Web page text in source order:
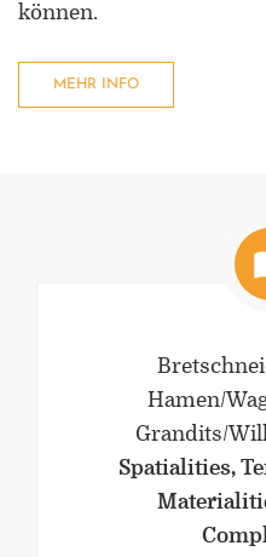
können.
MEHR INFO
Hamen/
Grandits/
Spatialities,